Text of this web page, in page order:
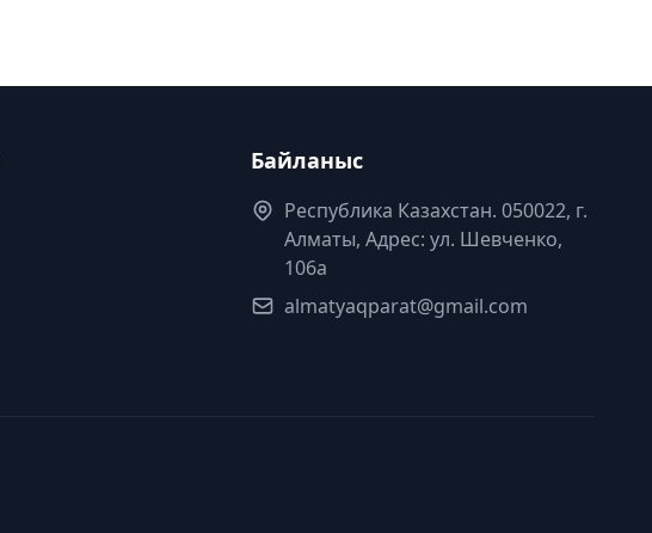
Байланыс
Республика Казахстан. 050022, г.
Алматы, Адрес: ул. Шевченко,
106а
almatyaqparat@gmail.com